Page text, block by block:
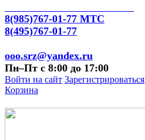
8(985)767-01-77 МТС
8(495)767-01-77
ooo.srz@yandex.ru
Пн–Пт с 8:00 до 17:00
Войти на сайт Зарегистрироваться
Корзина